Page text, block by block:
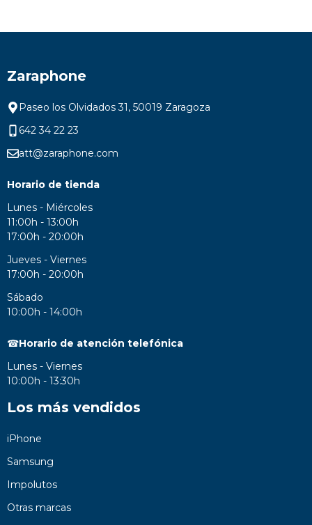
Zaraphone
Paseo los Olvidados 31, 50019 Zaragoza
642 34 22 23
att@zaraphone.com
Horario de tienda
Lunes - Miércoles
11:00h - 13:00h
17:00h - 20:00h
Jueves - Viernes
17:00h - 20:00h
Sábado
10:00h - 14:00h
☎Horario de atención telefónica
Lunes - Viernes
10:00h - 13:30h
Los más vendidos
iPhone
Samsung
Impolutos
Otras marcas